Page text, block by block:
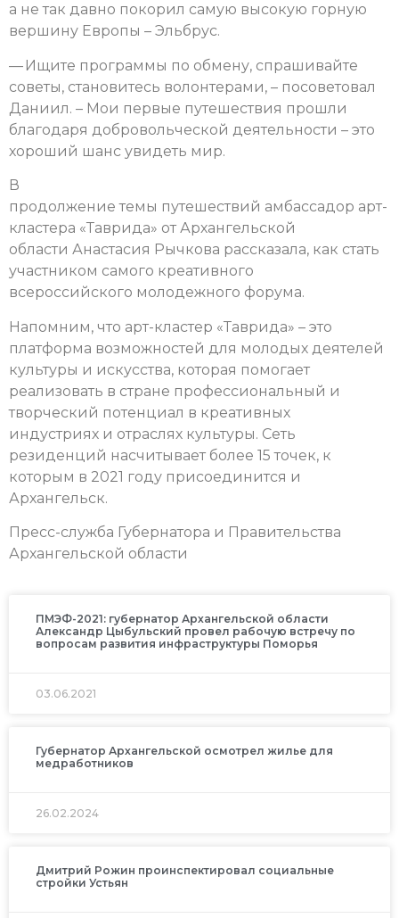
а не так давно покорил самую высокую горную
вершину Европы – Эльбрус.
— Ищите программы по обмену, спрашивайте
советы, становитесь волонтерами, – посоветовал
Даниил. – Мои первые путешествия прошли
благодаря добровольческой деятельности – это
хороший шанс увидеть мир.
В
продолжение темы путешествий амбассадор арт-
кластера «Таврида» от Архангельской
области Анастасия Рычкова рассказала, как стать
участником самого креативного
всероссийского молодежного форума.
Напомним, что арт-кластер «Таврида» – это
платформа возможностей для молодых деятелей
культуры и искусства, которая помогает
реализовать в стране профессиональный и
творческий потенциал в креативных
индустриях и отраслях культуры. Сеть
резиденций насчитывает более 15 точек, к
которым в 2021 году присоединится и
Архангельск.
Пресс-служба Губернатора и Правительства
Архангельской области
ПМЭФ-2021: губернатор Архангельской области
Александр Цыбульский провел рабочую встречу по
вопросам развития инфраструктуры Поморья
03.06.2021
Губернатор Архангельской осмотрел жилье для
медработников
26.02.2024
Дмитрий Рожин проинспектировал социальные
стройки Устьян